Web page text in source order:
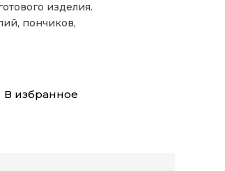
изделия.
пончиков,
В избранное